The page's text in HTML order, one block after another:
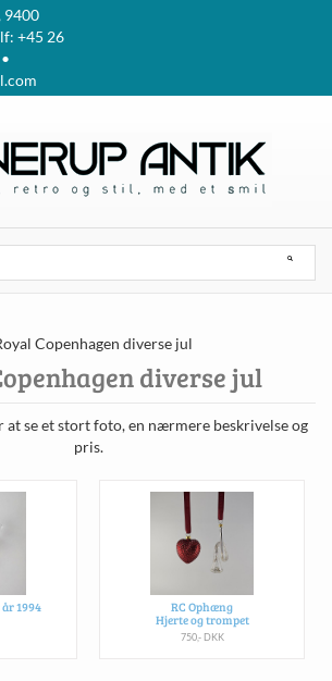
9400
+45 26
Copenhagen diverse jul
diverse jul
at se et stort foto, en nærmere beskrivelse og
pris.
1994
RC Ophæng
Hjerte og trompet
750,- DKK